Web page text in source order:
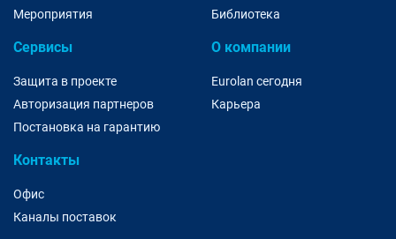
Мероприятия
Библиотека
Сервисы
Защита в проекте
Авторизация партнеров
Постановка на гарантию
О компании
Eurolan сегодня
Карьера
Контакты
Офис
Каналы поставок